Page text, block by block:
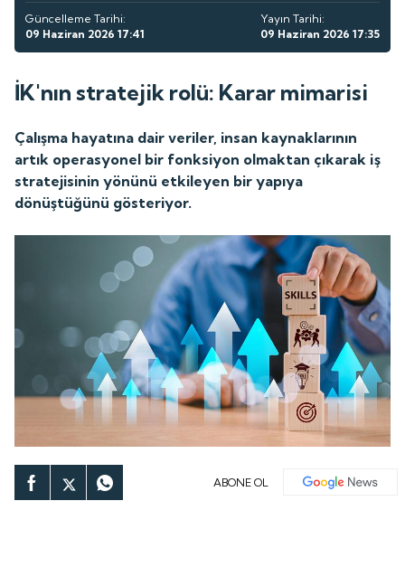
Güncelleme Tarihi:
09 Haziran 2026 17:41
Yayın Tarihi:
09 Haziran 2026 17:35
İK'nın stratejik rolü: Karar mimarisi
Çalışma hayatına dair veriler, insan kaynaklarının
artık operasyonel bir fonksiyon olmaktan çıkarak iş
stratejisinin yönünü etkileyen bir yapıya
dönüştüğünü gösteriyor.
ABONE OL